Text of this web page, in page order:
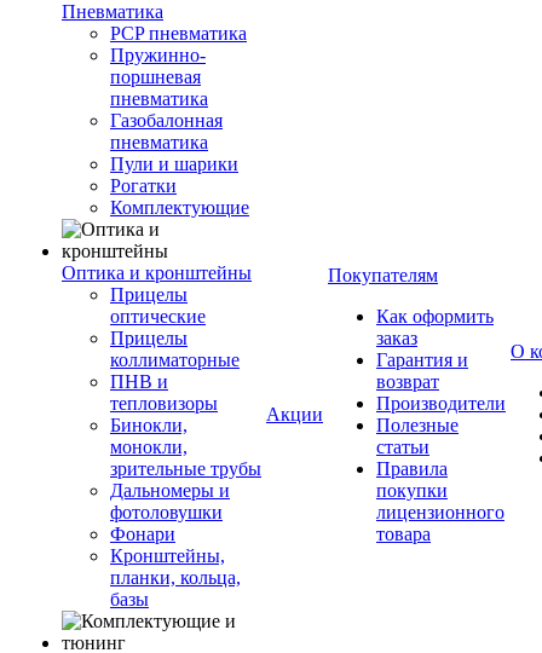
Пневматика
PCP пневматика
Пружинно-
поршневая
пневматика
Газобалонная
пневматика
Пули и шарики
Рогатки
Комплектующие
Оптика и кронштейны
Прицелы
оптические
Прицелы
коллиматорные
ПНВ и
тепловизоры
Бинокли,
монокли,
зрительные трубы
Дальномеры и
фотоловушки
Фонари
Кронштейны,
планки, кольца,
базы
Акции
Покупателям
Как оформить
заказ
Гарантия и
возврат
Производители
Полезные
статьи
Правила
покупки
лицензионного
товара
О